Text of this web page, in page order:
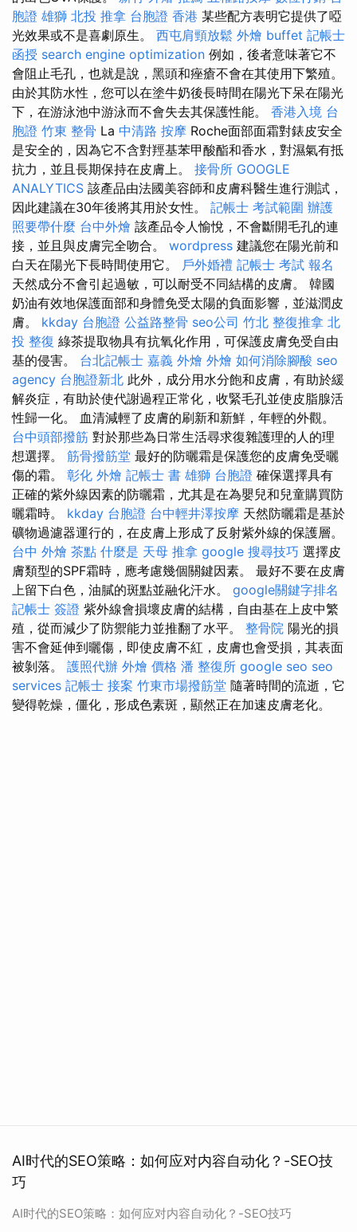
胞證 雄獅 北投 推拿 台胞證 香港 某些配方表明它提供了啞
光效果或不是喜劇原生。 西屯肩頸放鬆 外燴 buffet 記帳士
函授 search engine optimization 例如，後者意味著它不
會阻止毛孔，也就是說，黑頭和痤瘡不會在其使用下繁殖。
由於其防水性，您可以在塗牛奶後長時間在陽光下呆在陽光
下，在游泳池中游泳而不會失去其保護性能。 香港入境 台
胞證 竹東 整骨 La 中清路 按摩 Roche面部面霜對錶皮安全
是安全的，因為它不含對羥基苯甲酸酯和香水，對濕氣有抵
抗力，並且長期保持在皮膚上。 接骨所 GOOGLE
ANALYTICS 該產品由法國美容師和皮膚科醫生進行測試，
因此建議在30年後將其用於女性。 記帳士 考試範圍 辦護
照要帶什麼 台中外燴 該產品令人愉悅，不會斷開毛孔的連
接，並且與皮膚完全吻合。 wordpress 建議您在陽光前和
白天在陽光下長時間使用它。 戶外婚禮 記帳士 考試 報名
天然成分不會引起過敏，可以耐受不同結構的皮膚。 韓國
奶油有效地保護面部和身體免受太陽的負面影響，並滋潤皮
膚。 kkday 台胞證 公益路整骨 seo公司 竹北 整復推拿 北
投 整復 綠茶提取物具有抗氧化作用，可保護皮膚免受自由
基的侵害。 台北記帳士 嘉義 外燴 外燴 如何消除腳酸 seo
agency 台胞證新北 此外，成分用水分飽和皮膚，有助於緩
解炎症，有助於使代謝過程正常化，收緊毛孔並使皮脂腺活
性歸一化。 血清減輕了皮膚的刷新和新鮮，年輕的外觀。
台中頭部撥筋 對於那些為日常生活尋求復雜護理的人的理
想選擇。 筋骨撥筋堂 最好的防曬霜是保護您的皮膚免受曬
傷的霜。 彰化 外燴 記帳士 書 雄獅 台胞證 確保選擇具有
正確的紫外線因素的防曬霜，尤其是在為嬰兒和兒童購買防
曬霜時。 kkday 台胞證 台中輕井澤按摩 天然防曬霜是基於
礦物過濾器運行的，在皮膚上形成了反射紫外線的保護層。
台中 外燴 茶點 什麼是 天母 推拿 google 搜尋技巧 選擇皮
膚類型的SPF霜時，應考慮幾個關鍵因素。 最好不要在皮膚
上留下白色，油膩的斑點並融化汗水。 google關鍵字排名
記帳士 簽證 紫外線會損壞皮膚的結構，自由基在上皮中繁
殖，從而減少了防禦能力並推翻了水平。 整骨院 陽光的損
害不會延伸到曬傷，即使皮膚不紅，皮膚也會受損，其表面
被剝落。 護照代辦 外燴 價格 潘 整復所 google seo seo
services 記帳士 接案 竹東市場撥筋堂 隨著時間的流逝，它
變得乾燥，僵化，形成色素斑，顯然正在加速皮膚老化。
AI时代的SEO策略：如何应对内容自动化？-SEO技
巧
AI时代的SEO策略：如何应对内容自动化？-SEO技巧